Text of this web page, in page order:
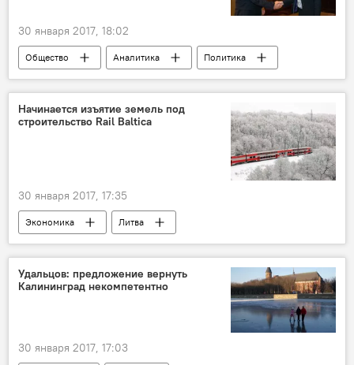
30 января 2017, 18:02
Общество Аналитика
Политика
Литва
Викторас Пранцкетис
Защита детей в Литве
Начинается изъятие земель под
строительство Rail Baltica
30 января 2017, 17:35
Экономика
Литва
Министерство транспорта и коммуникаций
Rail Baltica
земля
собственник
Строительство Rail Baltica
Удальцов: предложение вернуть
Калининград некомпетентно
30 января 2017, 17:03